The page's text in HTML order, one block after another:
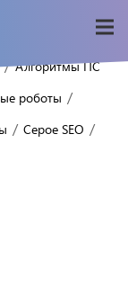
/ Алгоритмы ПС
роботы /
/ Серое SEO /